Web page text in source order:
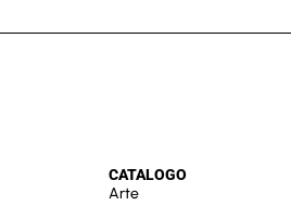
CATALOGO
Arte